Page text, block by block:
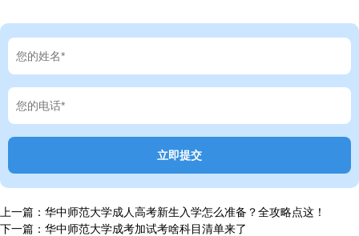
上一篇： 华中师范大学成人高考新生入学怎么准备？全攻略点这！
下一篇： 华中师范大学成考加试考啥科目清单来了